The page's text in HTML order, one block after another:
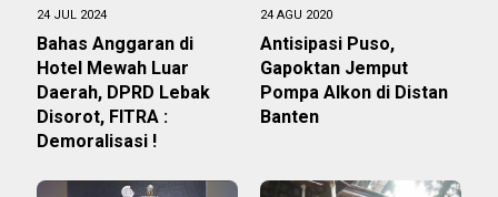
24 JUL 2024
Bahas Anggaran di
Hotel Mewah Luar
Daerah, DPRD Lebak
Disorot, FITRA :
Demoralisasi !
24 AGU 2020
Antisipasi Puso,
Gapoktan Jemput
Pompa Alkon di Distan
Banten